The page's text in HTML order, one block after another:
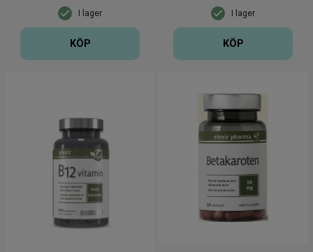
I lager
KÖP
I lager
KÖP